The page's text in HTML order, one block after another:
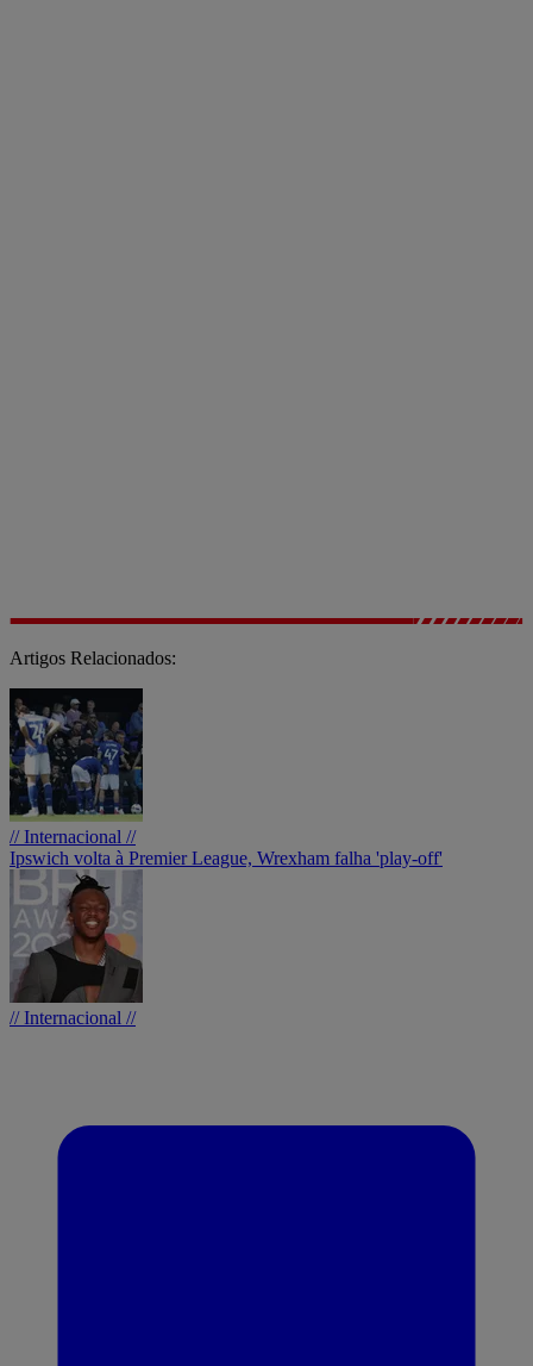
Artigos Relacionados:
// Internacional //
Ipswich volta à Premier League, Wrexham falha 'play-off'
// Internacional //